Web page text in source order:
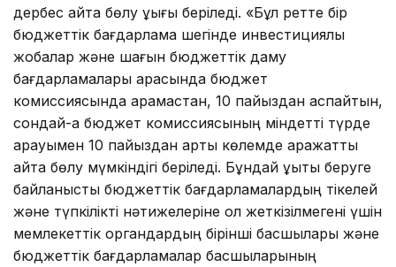
дербес қайта бөлу құқығы беріледі. «Бұл ретте бір
бюджеттік бағдарлама шегінде инвестициялық
жобалар және шағын бюджеттік даму
бағдарламалары арасында бюджет
комиссиясында қарамастан, 10 пайыздан аспайтын,
сондай-ақ бюджет комиссиясының міндетті түрде
қарауымен 10 пайыздан артық көлемде қаражатты
қайта бөлу мүмкіндігі беріледі. Бұндай құқықты беруге
байланысты бюджеттік бағдарламалардың тікелей
және түпкілікті нәтижелеріне қол жеткізілмегені үшін
мемлекеттік органдардың бірінші басшылары және
бюджеттік бағдарламалар басшыларының